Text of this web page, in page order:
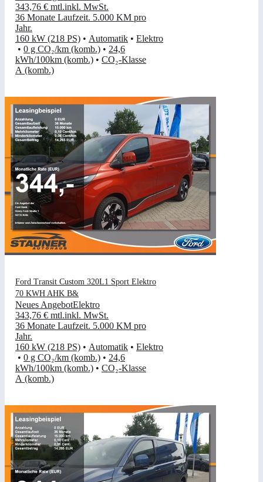
343,76 € mtl.inkl. MwSt.
36 Monate Laufzeit. 5.000 KM pro
Jahr.
160 kW (218 PS) • Automatik • Elektro
• 0 g CO₂/km (komb.) • 24,6
kWh/100km (komb.) • CO₂-Klasse
A (komb.)
Ford Transit Custom 320L1 Sport Elektro
70 KWH AHK B&
Neues AngebotElektro
343,76 € mtl.inkl. MwSt.
36 Monate Laufzeit. 5.000 KM pro
Jahr.
160 kW (218 PS) • Automatik • Elektro
• 0 g CO₂/km (komb.) • 24,6
kWh/100km (komb.) • CO₂-Klasse
A (komb.)